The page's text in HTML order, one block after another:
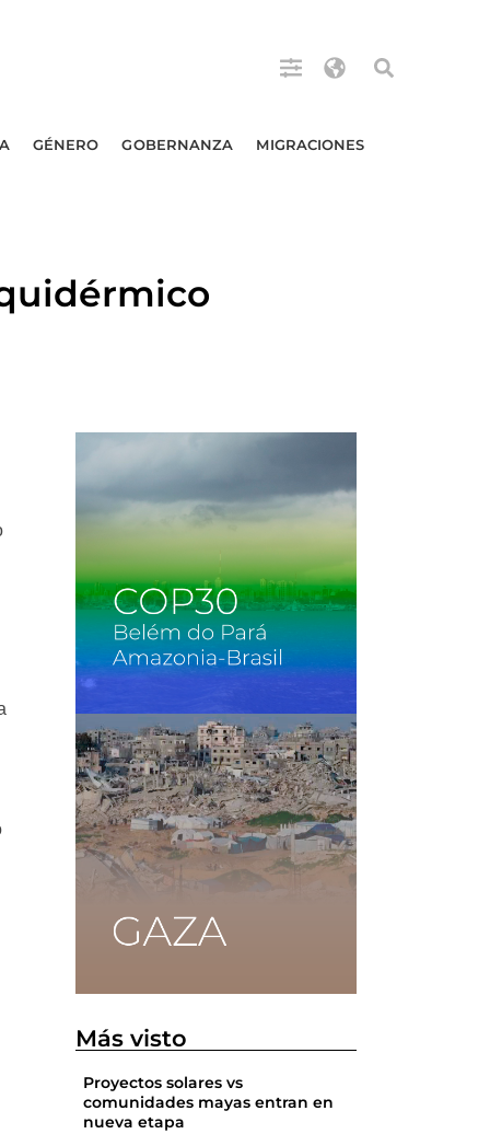
GÉNERO GOBERNANZA MIGRACIONES
Más visto
Proyectos solares vs
comunidades mayas entran en
nueva etapa